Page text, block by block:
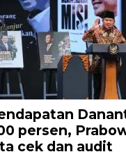
persen,
cek dan audit